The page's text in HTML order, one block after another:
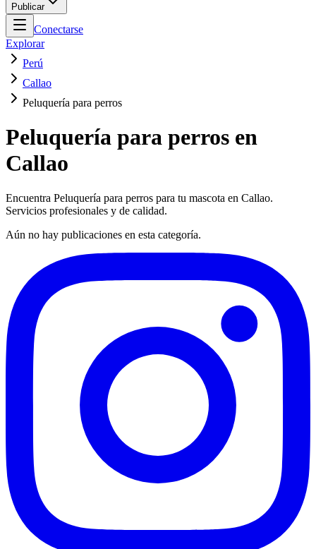
Publicar
Conectarse
Explorar
Perú
Callao
Peluquería para perros
Peluquería para perros en
Callao
Encuentra Peluquería para perros para tu mascota en Callao.
Servicios profesionales y de calidad.
Aún no hay publicaciones en esta categoría.